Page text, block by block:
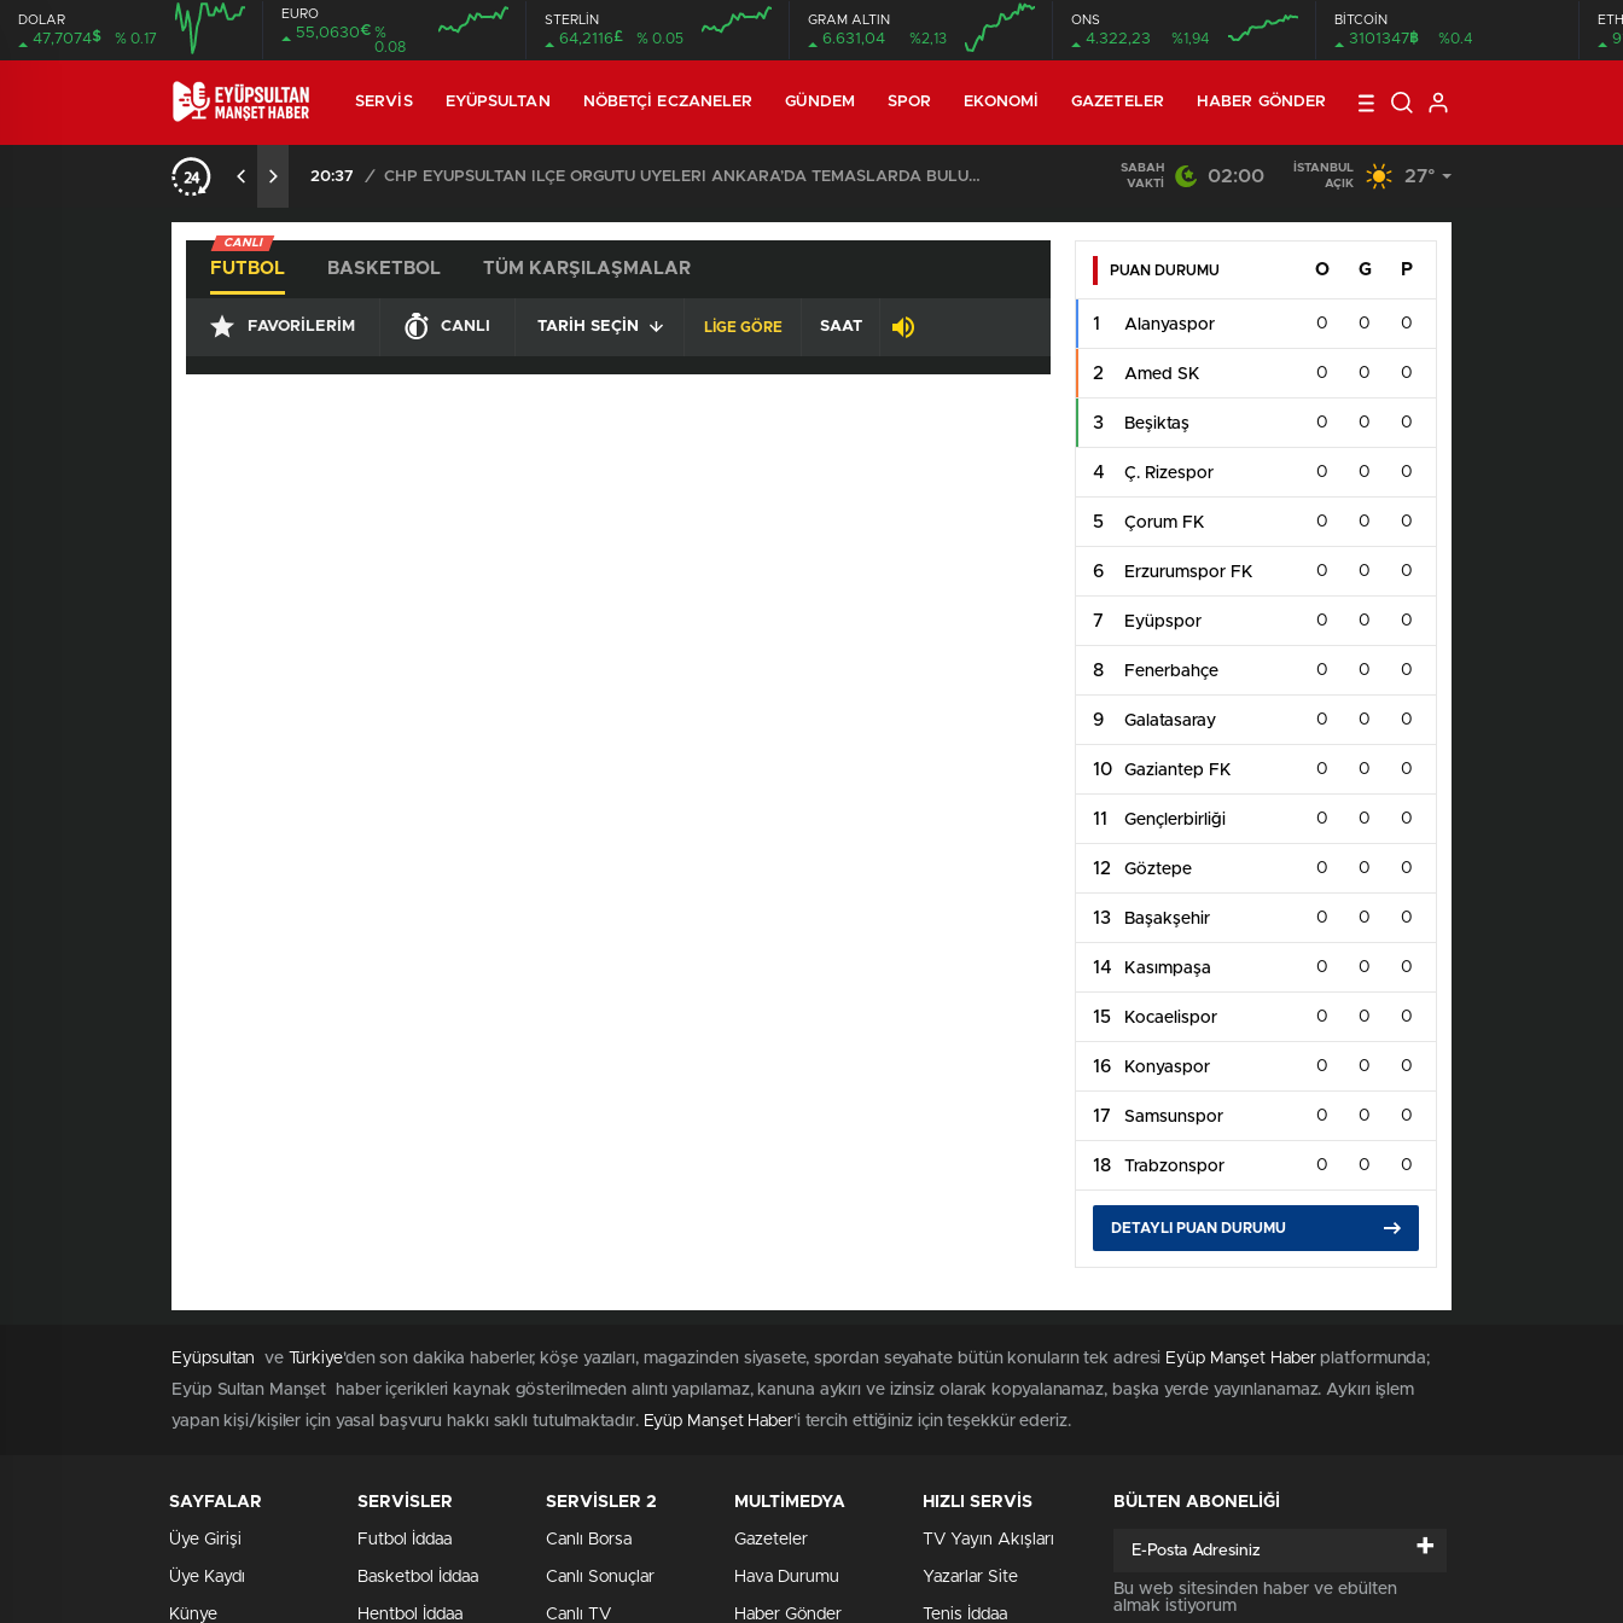
DOLAR
47,7074$ % 0.17
EURO
55,0630€ %
0.08
STERLİN
64,2116£ % 0.05
GRAM ALTIN
6.631,04 %2,13
ONS
4.322,23 %1,94
BİTCOİN
3101347฿ %0.4
SERVIS EYÜPSULTAN NÖBETÇI ECZANELER GÜNDEM SPOR EKONOMI GAZETELER HABER GÖNDER
20:37 / CHP EYÜPSULTAN İLÇE ÖRGÜTÜ ÜYELERİ ANKARA’DA TEMASLARDA BULUNDU 19:40 / MHP EYÜPSULTAN TEŞKİLATI’NIN ACI GÜNÜ
SABAH
VAKTI
02:00
İSTANBUL
AÇIK
27°
CANLI
FUTBOL BASKETBOL TÜM KARŞILAŞMALAR
FAVORILERIM CANLI TARIH SEÇIN LİGE GÖRE SAAT
PUAN DURUMU O G P
1 Alanyaspor 0 0 0
2 Amed SK 0 0 0
3 Beşiktaş 0 0 0
4 Ç. Rizespor 0 0 0
5 Çorum FK 0 0 0
6 Erzurumspor FK 0 0 0
7 Eyüpspor 0 0 0
8 Fenerbahçe 0 0 0
9 Galatasaray 0 0 0
10 Gaziantep FK 0 0 0
11 Gençlerbirliği 0 0 0
12 Göztepe 0 0 0
13 Başakşehir 0 0 0
14 Kasımpaşa 0 0 0
15 Kocaelispor 0 0 0
16 Konyaspor 0 0 0
17 Samsunspor 0 0 0
18 Trabzonspor 0 0 0
DETAYLI PUAN DURUMU
Eyüpsultan ve Türkiye'den son dakika haberler, köşe yazıları, magazinden siyasete, spordan seyahate bütün konuların tek adresi Eyüp Manşet Haber platformunda;
Eyüp Sultan Manşet haber içerikleri kaynak gösterilmeden alıntı yapılamaz, kanuna aykırı ve izinsiz olarak kopyalanamaz, başka yerde yayınlanamaz. Aykırı işlem
yapan kişi/kişiler için yasal başvuru hakkı saklı tutulmaktadır. Eyüp Manşet Haber'i tercih ettiğiniz için teşekkür ederiz.
SAYFALAR
Üye Girişi
Üye Kaydı
Künye
SERVİSLER
Futbol İddaa
Basketbol İddaa
Hentbol İddaa
SERVİSLER 2
Canlı Borsa
Canlı Sonuçlar
Canlı TV
MULTİMEDYA
Gazeteler
Hava Durumu
Haber Gönder
HIZLI SERVİS
TV Yayın Akışları
Yazarlar Site
Tenis İddaa
BÜLTEN ABONELİĞİ
+
Bu web sitesinden haber ve ebülten
almak istiyorum